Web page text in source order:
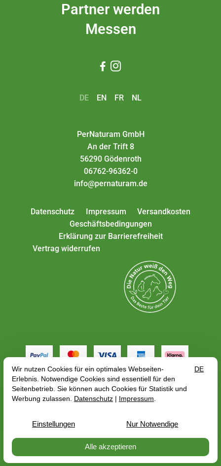
Partner werden
Messen
 
DE EN FR NL
PerNaturam GmbH
An der Trift 8
56290 Gödenroth
06762-96362-0
info@pernaturam.de
Datenschutz Impressum
Versandkosten
Geschäftsbedingungen
Erklärung zur Barrierefreiheit
Vertrag widerrufen
Alle Preise gelten inkl. MwSt. zzgl.Versandkosten
abhängig von der Lieferadresse kann sich der
Lieferlandes ändern
© 2026 — PerNaturam GmbH